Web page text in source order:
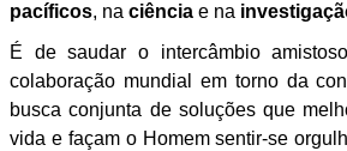
pacíficos, na ciência e na
É de saudar o intercâmbio
colaboração mundial em torno da
busca conjunta de soluções que
vida e façam o Homem sentir-se